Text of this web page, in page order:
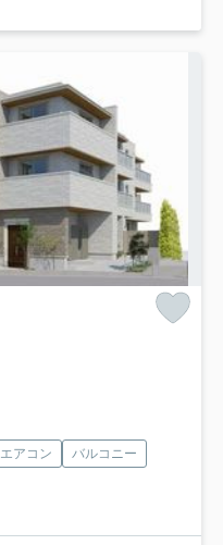
エアコン
バルコニー